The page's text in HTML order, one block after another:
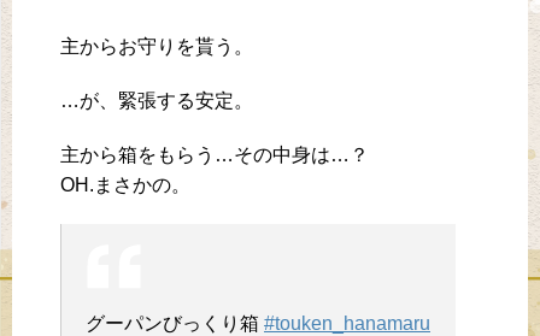
主からお守りを貰う。
…が、緊張する安定。
主から箱をもらう…その中身は…？
OH.まさかの。
グーパンびっくり箱 #touken_hanamaru